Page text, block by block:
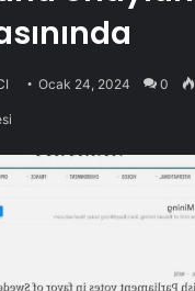
Ocak 24, 2024 0